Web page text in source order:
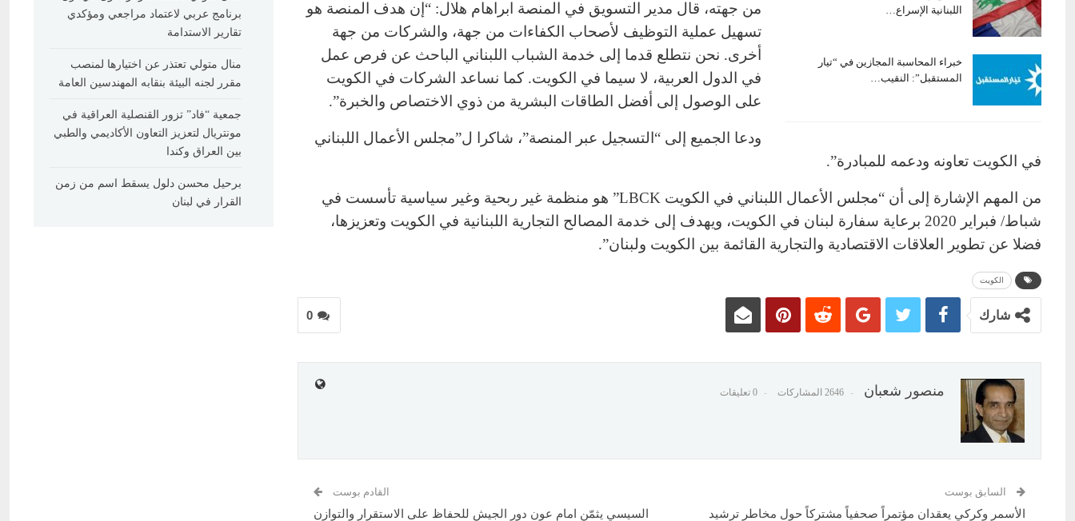
اللبنانية الإسراع…
خبراء المحاسبة المجازين في “تيار
المستقبل”: النقيب…
من جهته، قال مدير التسويق في المنصة ابراهام هلال: “إن هدف المنصة هو
تسهيل عملية التوظيف لأصحاب الكفاءات من جهة، والشركات من جهة
أخرى. نحن نتطلع قدما إلى خدمة الشباب اللبناني الباحث عن فرص عمل
في الدول العربية، لا سيما في الكويت. كما نساعد الشركات في الكويت
على الوصول إلى أفضل الطاقات البشرية من ذوي الاختصاص والخبرة”.
ودعا الجميع إلى “التسجيل عبر المنصة”، شاكرا ل”مجلس الأعمال اللبناني
في الكويت تعاونه ودعمه للمبادرة”.
من المهم الإشارة إلى أن “مجلس الأعمال اللبناني في الكويت LBCK” هو منظمة غير ربحية وغير سياسية تأسست في
شباط/ فبراير 2020 برعاية سفارة لبنان في الكويت، ويهدف إلى خدمة المصالح التجارية اللبنانية في الكويت وتعزيزها،
فضلا عن تطوير العلاقات الاقتصادية والتجارية القائمة بين الكويت ولبنان”.
الكويت
0 شارك
منصور شعبان 2646 المشاركات 0 تعليقات
السابق بوست
الأسمر وكركي يعقدان مؤتمراً صحفياً مشتركاً حول مخاطر ترشيد
القادم بوست
السيسي يثمّن امام عون دور الجيش للحفاظ على الاستقرار والتوازن
برنامج عربي لاعتماد مراجعي ومؤكدي
تقارير الاستدامة
منال متولي تعتذر عن اختيارها لمنصب
مقرر لجنه البيئة بنقابه المهندسين العامة
جمعية “فاد” تزور القنصلية العراقية في
مونتريال لتعزيز التعاون الأكاديمي والطبي
بين العراق وكندا
برحيل محسن دلول يسقط اسم من زمن
القرار في لبنان